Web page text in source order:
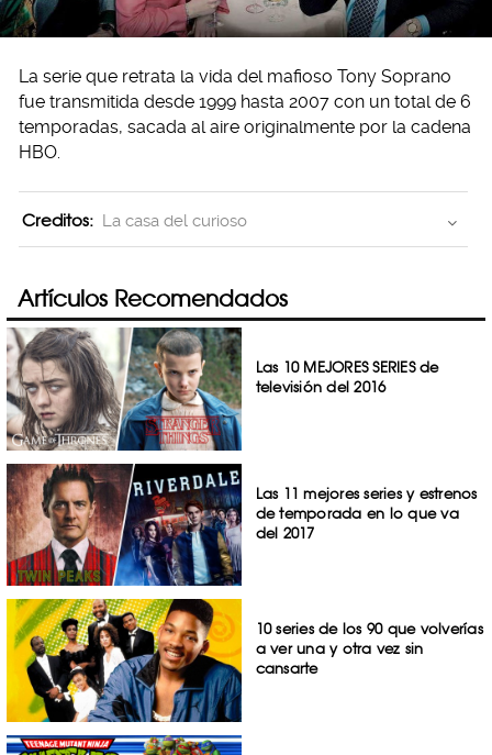
La serie que retrata la vida del mafioso Tony Soprano
fue transmitida desde 1999 hasta 2007 con un total de 6
temporadas, sacada al aire originalmente por la cadena
HBO.
Creditos: La casa del curioso
Artículos Recomendados
Las 10 MEJORES SERIES de
televisión del 2016
Las 11 mejores series y estrenos
de temporada en lo que va
del 2017
10 series de los 90 que volverías
a ver una y otra vez sin
cansarte